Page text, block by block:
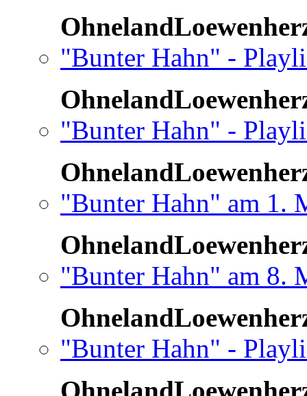
"Bunter Hahn" -
"Bunter Hahn" -
"Bunter Hahn" am 1.
"Bunter Hahn" am 8.
"Bunter Hahn" -